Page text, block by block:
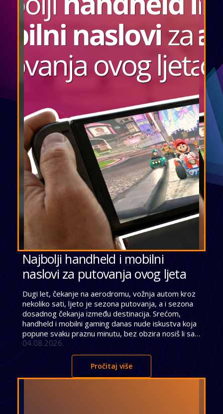
Najbolji handheld i mobilni
naslovi za putovanja ovog ljeta
Dugi let, čekanje na aerodromu, vožnja autom kroz
nekoliko sati, ljeto je sezona putovanja, a i sezona
dosadnog čekanja između destinacija. Srećom,
handheld i mobilni gaming danas nude iskustva koja
popune svaku praznu minutu, bez obzira nosiš li sa
sobom konzolu, Steam Deck ili samo telefon.
Nintendo Switch 2 Nintendo Switch 2 ostaje jedan
od najboljih izbora za put zahvaljujući kompaktnom
dizajnu i bogatoj biblioteci ekskluzivnih naslova. Igre
04.08.2026.
Pročitaj više